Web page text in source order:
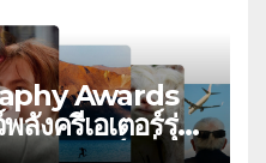
Awards
ลังครีเอเตอร์รุ่น
อนเทนต์ เพิ่ม